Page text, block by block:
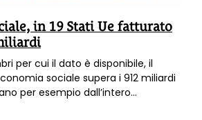
in 19 Stati Ue fatturato
per cui il dato è disponibile, il
sociale supera i 912 miliardi
per esempio dall’intero